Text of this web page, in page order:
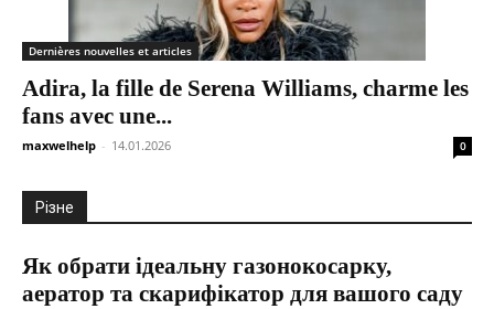
Dernières nouvelles et articles
Adira, la fille de Serena Williams, charme les
fans avec une...
maxwelhelp - 14.01.2026 0
Різне
Як обрати ідеальну газонокосарку,
аератор та скарифікатор для вашого саду